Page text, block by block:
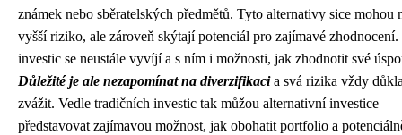
známek nebo sběratelských předmětů. Tyto alternativy sice mohou
vyšší riziko, ale zároveň skýtají potenciál pro zajímavé zhodnocení.
investic se neustále vyvíjí a s ním i možnosti, jak zhodnotit své
Důležité je ale nezapomínat na diverzifikacia svá rizika vždy
zvážit. Vedle tradičních investic tak můžou alternativní investice
představovat zajímavou možnost, jak obohatit portfolio a